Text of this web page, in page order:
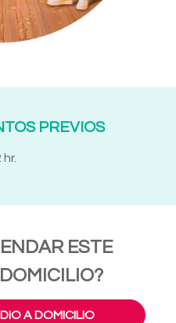
PREVIOS
ESTE
A DOMICILIO